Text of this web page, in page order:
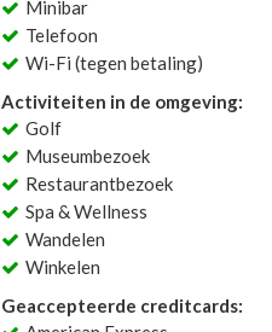
Minibar
Telefoon
Wi-Fi (tegen betaling)
Activiteiten in de omgeving:
Golf
Museumbezoek
Restaurantbezoek
Spa & Wellness
Wandelen
Winkelen
Geaccepteerde creditcards: